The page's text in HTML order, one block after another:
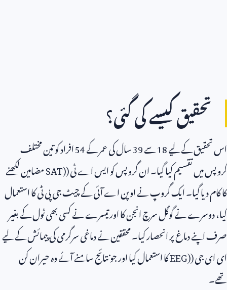
تحقیق کیسے کی گئی؟
اس تحقیق کے لیے18سے39سال کی عمر کے54افراد کو تین مختلف
گروپس میں تقسیم کیا گیا۔ ان گروپس کو ایس اے ٹی (SAT)مضامین لکھنے
کا کام دیا گیا۔ ایک گروپ نے اوپن اے آئی کے چیٹ جی پی ٹی کا استعمال
کیا، دوسرے نے گوگل سرچ انجن کا اور تیسرے نے کسی بھی ٹول کے بغیر
صرف اپنے دماغ پر انحصار کیا۔ محققین نے دماغی سرگرمی کی پیمائش کے لیے
ای ای جی (EEG)کا استعمال کیا اور جو نتائج سامنے آئے وہ حیران کن
تھے۔